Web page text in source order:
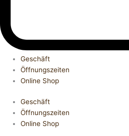
Geschäft
Öffnungszeiten
Online Shop
Geschäft
Öffnungszeiten
Online Shop